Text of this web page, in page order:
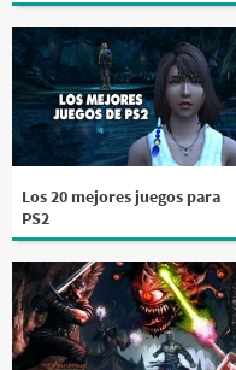
Los 20 mejores juegos para
PS2